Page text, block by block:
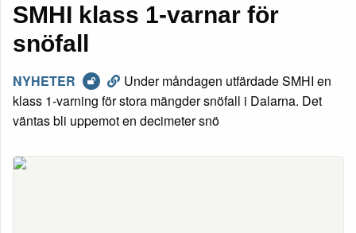
SMHI klass 1-varnar för
snöfall
NYHETER
Under måndagen utfärdade SMHI en
klass 1-varning för stora mängder snöfall i Dalarna. Det
väntas bli uppemot en decimeter snö